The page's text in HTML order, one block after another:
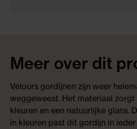
Meer over dit
Velours gordijnen zijn weer
weggeweest. Het materiaal
kleuren en een natuurlijke glans.
in kleuren past dit gordijn in